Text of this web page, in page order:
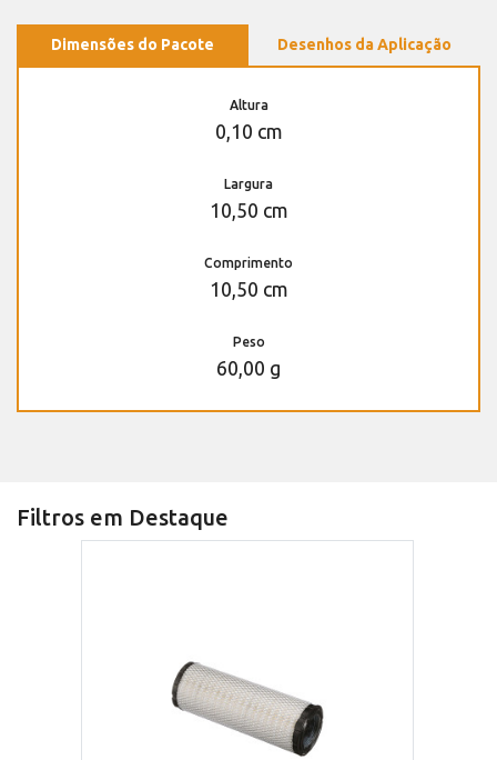
Dimensões do Pacote Desenhos da Aplicação
Altura
0,10 cm
Largura
10,50 cm
Comprimento
10,50 cm
Peso
60,00 g
Filtros em Destaque